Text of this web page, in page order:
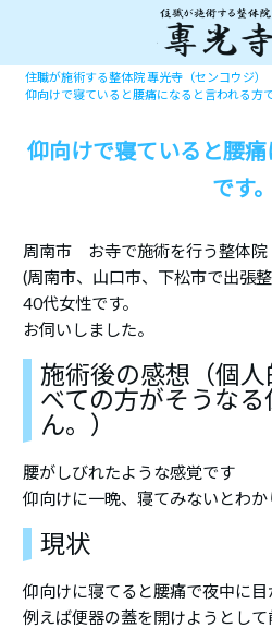
住職が施術する整体院 專光寺（センコウジ）
仰向けで寝ていると腰痛になると言われる方で
仰向けで寝ていると腰
です。
周南市 お寺で施術を行う整体院
(周南市、山口市、下松市で出張
40代女性です。
お伺いしました。
施術後の感想（個
べての方がそうな
ん。）
腰がしびれたような感覚です
仰向けに一晩、寝てみないとわか
現状
仰向けに寝てると腰痛で夜中に目
例えば便器の蓋を開けようとし